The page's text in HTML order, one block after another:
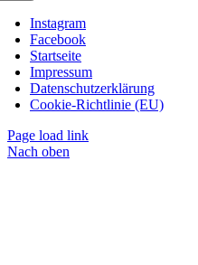
Instagram
Facebook
Startseite
Impressum
Datenschutzerklärung
Cookie-Richtlinie (EU)
Page load link
Nach oben